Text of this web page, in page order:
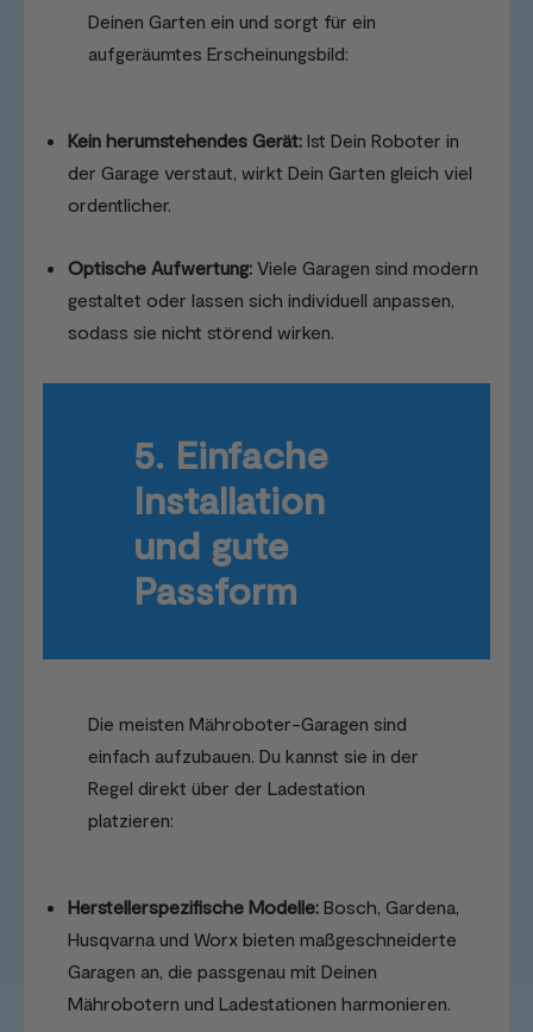
Deinen Garten ein und sorgt für ein
aufgeräumtes Erscheinungsbild:
Kein herumstehendes Gerät: Ist Dein Roboter in
der Garage verstaut, wirkt Dein Garten gleich viel
ordentlicher.
Optische Aufwertung: Viele Garagen sind modern
gestaltet oder lassen sich individuell anpassen,
sodass sie nicht störend wirken.
5. Einfache
Installation
und gute
Passform
Die meisten Mähroboter-Garagen sind
einfach aufzubauen. Du kannst sie in der
Regel direkt über der Ladestation
platzieren:
Herstellerspezifische Modelle: Bosch, Gardena,
Husqvarna und Worx bieten maßgeschneiderte
Garagen an, die passgenau mit Deinen
Mährobotern und Ladestationen harmonieren.